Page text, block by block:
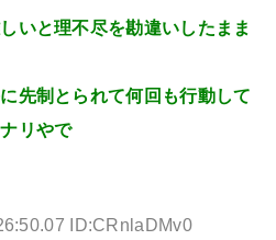
いと理不尽を勘違いしたまま
先制とられて何回も行動して
リやで
ID:CRnlaDMv0